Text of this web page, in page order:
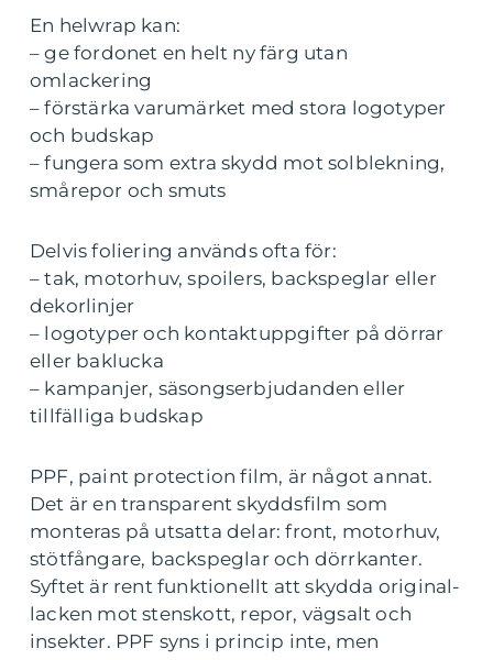
En helwrap kan:
– ge fordonet en helt ny färg utan
omlackering
– förstärka varumärket med stora logotyper
och budskap
– fungera som extra skydd mot solblekning,
smårepor och smuts
Delvis foliering används ofta för:
– tak, motorhuv, spoilers, backspeglar eller
dekorlinjer
– logotyper och kontaktuppgifter på dörrar
eller baklucka
– kampanjer, säsongserbjudanden eller
tillfälliga budskap
PPF, paint protection film, är något annat.
Det är en transparent skyddsfilm som
monteras på utsatta delar: front, motorhuv,
stötfångare, backspeglar och dörrkanter.
Syftet är rent funktionellt att skydda original-
lacken mot stenskott, repor, vägsalt och
insekter. PPF syns i princip inte, men